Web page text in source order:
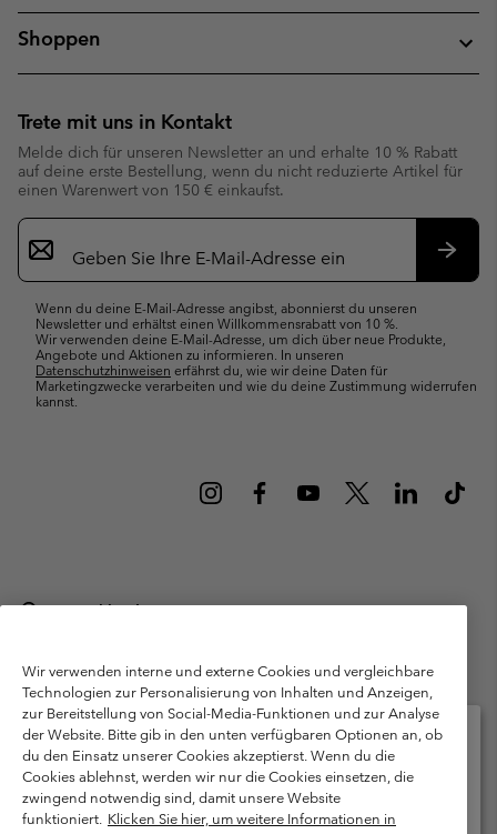
Shoppen
Trete mit uns in Kontakt
Melde dich für unseren Newsletter an und erhalte 10 % Rabatt
auf deine erste Bestellung, wenn du nicht reduzierte Artikel für
einen Warenwert von 150 € einkaufst.
Newsletter-
Anmeldung
Wenn du deine E-Mail-Adresse angibst, abonnierst du unseren
Newsletter und erhältst einen Willkommensrabatt von 10 %.
Wir verwenden deine E-Mail-Adresse, um dich über neue Produkte,
Angebote und Aktionen zu informieren. In unseren
Datenschutzhinweisen erfährst du, wie wir deine Daten für
Marketingzwecke verarbeiten und wie du deine Zustimmung widerrufen
kannst.
Deutschland
München Deutschland. Alle Rechte vorbehalten.
Nutzungsbedingungen
Allgemeine Verkaufsbedingungen
Garantie
Datenschutzerklärung
Bestimmungen und Bedingungen des Mitglieder Programms
Nutzungsbedingungen Für Nutzergenerierte Inhalte
Wir verwenden interne und externe Cookies und vergleichbare
Technologien zur Personalisierung von Inhalten und Anzeigen,
zur Bereitstellung von Social-Media-Funktionen und zur Analyse
der Website. Bitte gib in den unten verfügbaren Optionen an, ob
du den Einsatz unserer Cookies akzeptierst. Wenn du die
Cookies ablehnst, werden wir nur die Cookies einsetzen, die
zwingend notwendig sind, damit unsere Website
funktioniert. Klicken Sie hier, um weitere Informationen in
Bitte wählen Sie Ihr Lieferland und Ihre Sprache
Online-Einkauf verfügbar